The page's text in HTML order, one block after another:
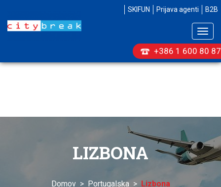
+386 1 600 80 87
SKIFUN Prijava agenti B2B
LIZBONA
Domov> Portugalska> Lizbona